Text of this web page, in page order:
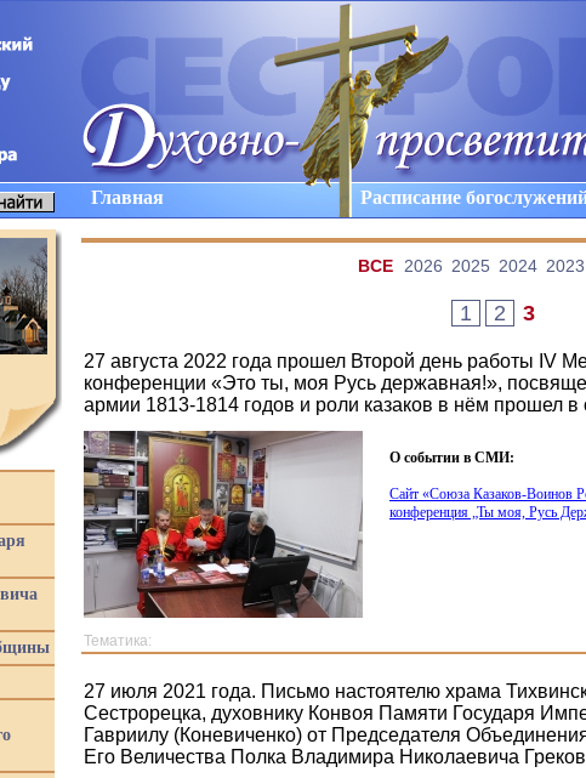
Главная Расписание
ВCE 2026 2025 2024 2023
1 2 3
27 августа 2022 года прошел Второй день работы IV
конференции «Это ты, моя Русь державная!»,
армии 1813-1814 годов и роли казаков в нём прошел
О событии в СМИ:
Сайт «Союза Казаков-Воинов
конференция „Ты моя, Русь
Тематика:
27 июля 2021 года. Письмо настоятелю храма
Сестрорецка, духовнику Конвоя Памяти Государя
Гавриилу (Коневиченко) от Председателя
Его Величества Полка Владимира Николаевича